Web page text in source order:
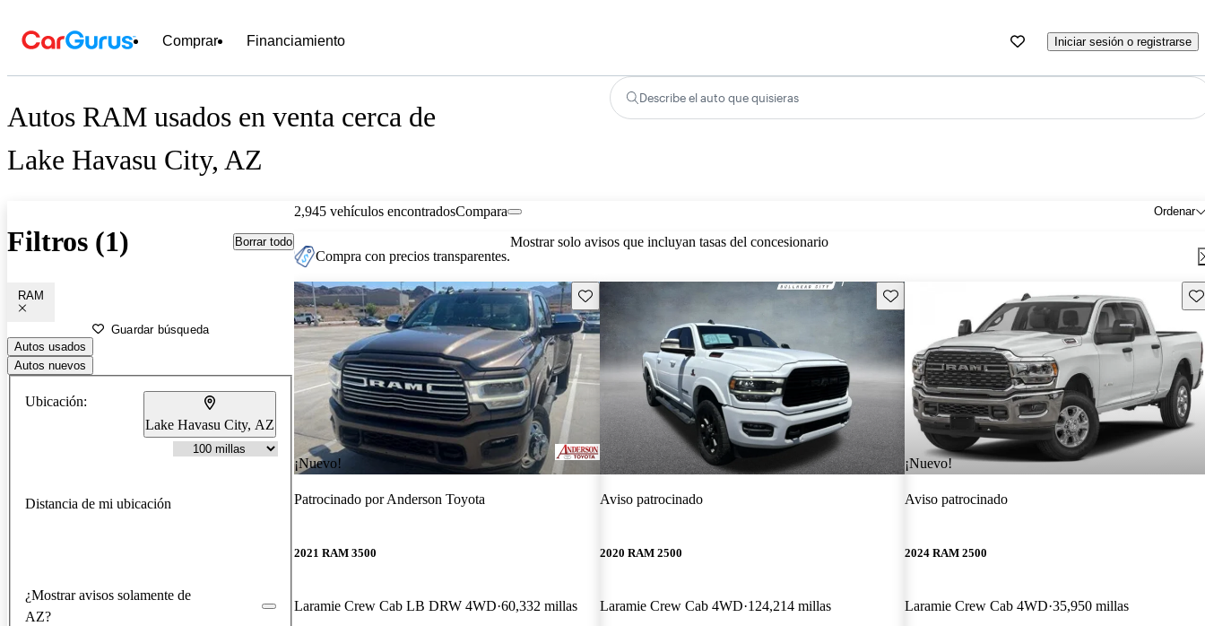
Comprar Financiamiento Iniciar sesión o registrarse
Autos RAM usados en venta cerca de
Lake Havasu City, AZ
Describe el auto que quisieras
Filtros (1) Borrar todo
RAM
Guardar búsqueda
Autos usados
Autos nuevos
Ubicación:
Lake Havasu City, AZ
Distancia de mi ubicación
¿Mostrar avisos solamente de
AZ?
2,945 vehículos encontrados Ordenar
Compara
Compra con precios transparentes.
Mostrar solo avisos que incluyan tasas del concesionario
¡Nuevo!
Guarda este Aviso
Patrocinado porAnderson Toyota
2021 RAM 3500
Laramie Crew Cab LB DRW 4WD 60,332 millas
Guarda este Aviso
Aviso patrocinado
2020 RAM 2500
Laramie Crew Cab 4WD 124,214 millas
¡Nuevo!
Aviso patrocinado
2024 RAM 2500
Laramie Crew Cab 4WD 35,950 millas